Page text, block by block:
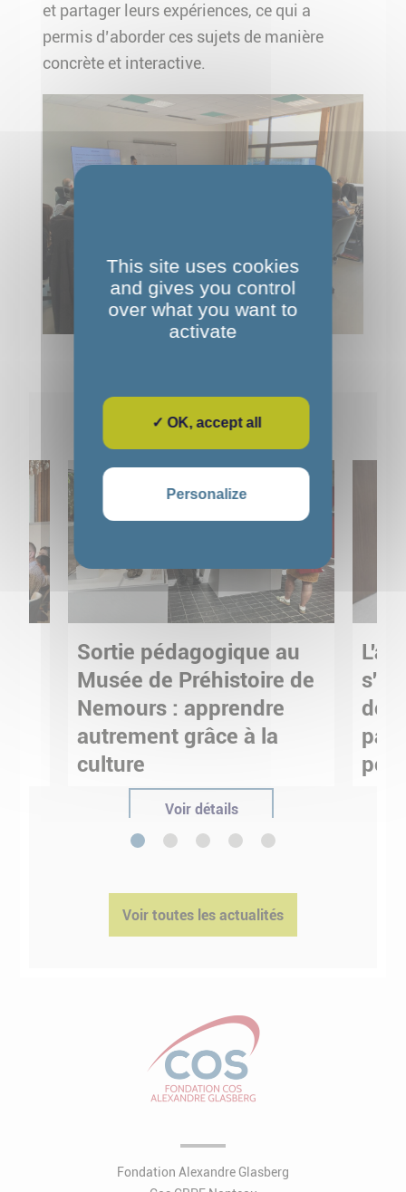
et partager leurs expériences, ce qui a
permis d’aborder ces sujets de manière
concrète et interactive.
Pour aller plus loin
Sortie pédagogique au
Musée de Préhistoire de
Nemours : apprendre
autrement grâce à la
culture
Voir détails
de
Voir toutes les actualités
Fondation Alexandre Glasberg
This site uses cookies
and gives you control
over what you want to
activate
✓ OK, accept all
Personalize